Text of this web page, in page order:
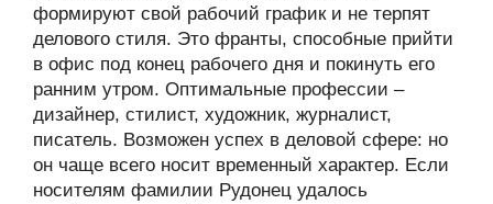
формируют свой рабочий график и не терпят
делового стиля. Это франты, способные прийти
в офис под конец рабочего дня и покинуть его
ранним утром. Оптимальные профессии –
дизайнер, стилист, художник, журналист,
писатель. Возможен успех в деловой сфере: но
он чаще всего носит временный характер. Если
носителям фамилии Рудонец удалось